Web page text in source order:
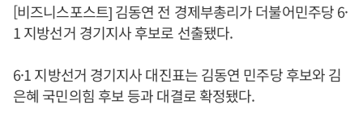
[비즈니스포스트] 김동연 전 경제부총리가 더불어민주당 6·
1 지방선거 경기지사 후보로 선출됐다.
6·1 지방선거 경기지사 대진표는 김동연 민주당 후보와 김
은혜 국민의힘 후보 등과 대결로 확정됐다.